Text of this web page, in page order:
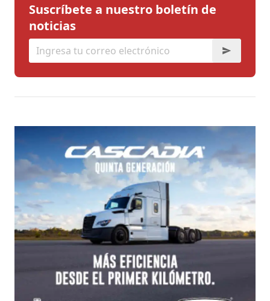
Suscríbete a nuestro boletín de
noticias